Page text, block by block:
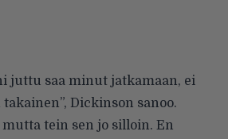
juttu saa minut jatkamaan, ei
Dickinson sanoo.
mutta tein sen jo silloin. En